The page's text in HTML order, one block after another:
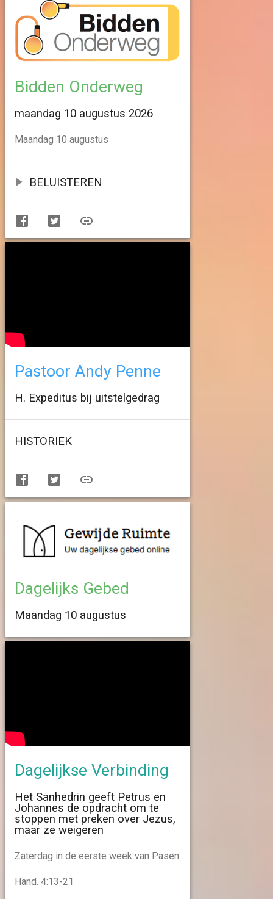
Bidden Onderweg
maandag 10 augustus 2026
Maandag 10 augustus
BELUISTEREN
Pastoor Andy Penne
H. Expeditus bij uitstelgedrag
HISTORIEK
Dagelijks Gebed
Maandag 10 augustus
Dagelijkse Verbinding
Het Sanhedrin geeft Petrus en
Johannes de opdracht om te
stoppen met preken over Jezus,
maar ze weigeren
Zaterdag in de eerste week van Pasen
Hand. 4:13-21